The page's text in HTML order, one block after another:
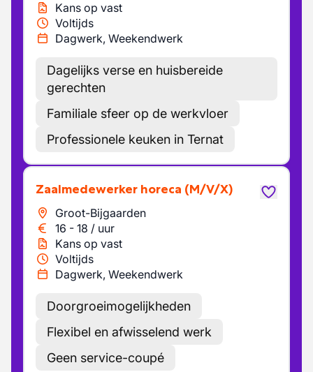
Kans op vast
Voltijds
Dagwerk, Weekendwerk
Dagelijks verse en huisbereide
gerechten
Familiale sfeer op de werkvloer
Professionele keuken in Ternat
Zaalmedewerker horeca (M/V/X)
Groot-Bijgaarden
16 - 18 / uur
Kans op vast
Voltijds
Dagwerk, Weekendwerk
Doorgroeimogelijkheden
Flexibel en afwisselend werk
Geen service-coupé